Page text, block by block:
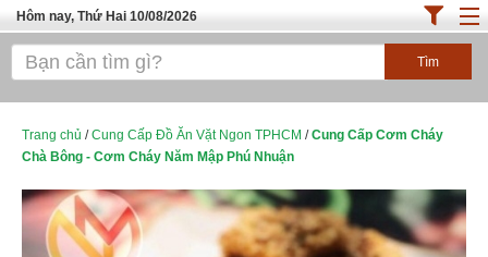
Hôm nay, Thứ Hai 10/08/2026
Trang chủ
Cafe - Kem- Trà Sữa
Thực Phẩm Nông Hải Sản
Trang chủ /Cung Cấp Đồ Ăn Vặt Ngon TPHCM /Cung Cấp Cơm Cháy
Chà Bông - Cơm Cháy Năm Mập Phú Nhuận